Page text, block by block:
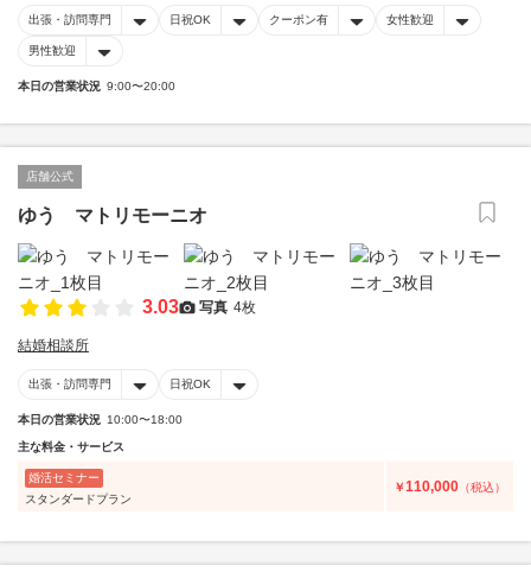
出張・訪問専門 日祝OK クーポン有 女性歓迎
男性歓迎
本日の営業状況 9:00〜20:00
店舗公式
ゆう マトリモーニオ
3.03 写真 4枚
結婚相談所
出張・訪問専門 日祝OK
本日の営業状況 10:00〜18:00
主な料金・サービス
婚活セミナー
スタンダードプラン
￥110,000 （税込）